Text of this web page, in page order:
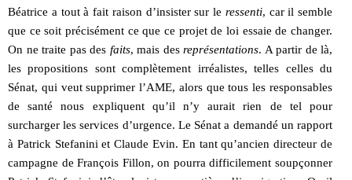
Béatrice a tout à fait raison d’insister sur le ressenti, car il semble
que ce soit précisément ce que ce projet de loi essaie de changer.
On ne traite pas des faits, mais des représentations. A partir de là,
les propositions sont complètement irréalistes, telles celles du
Sénat, qui veut supprimer l’AME, alors que tous les responsables
de santé nous expliquent qu’il n’y aurait rien de tel pour
surcharger les services d’urgence. Le Sénat a demandé un rapport
à Patrick Stefanini et Claude Evin. En tant qu’ancien directeur de
campagne de François Fillon, on pourra difficilement soupçonner